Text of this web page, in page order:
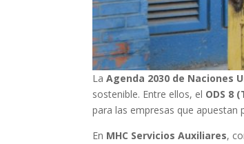
LaAgenda 2030 de Naciones
sostenible. Entre ellos, el ODS 8
para las empresas que apuestan
En MHC Servicios Auxiliares,